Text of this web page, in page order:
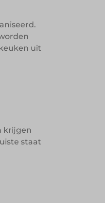
uit
krijgen
staat